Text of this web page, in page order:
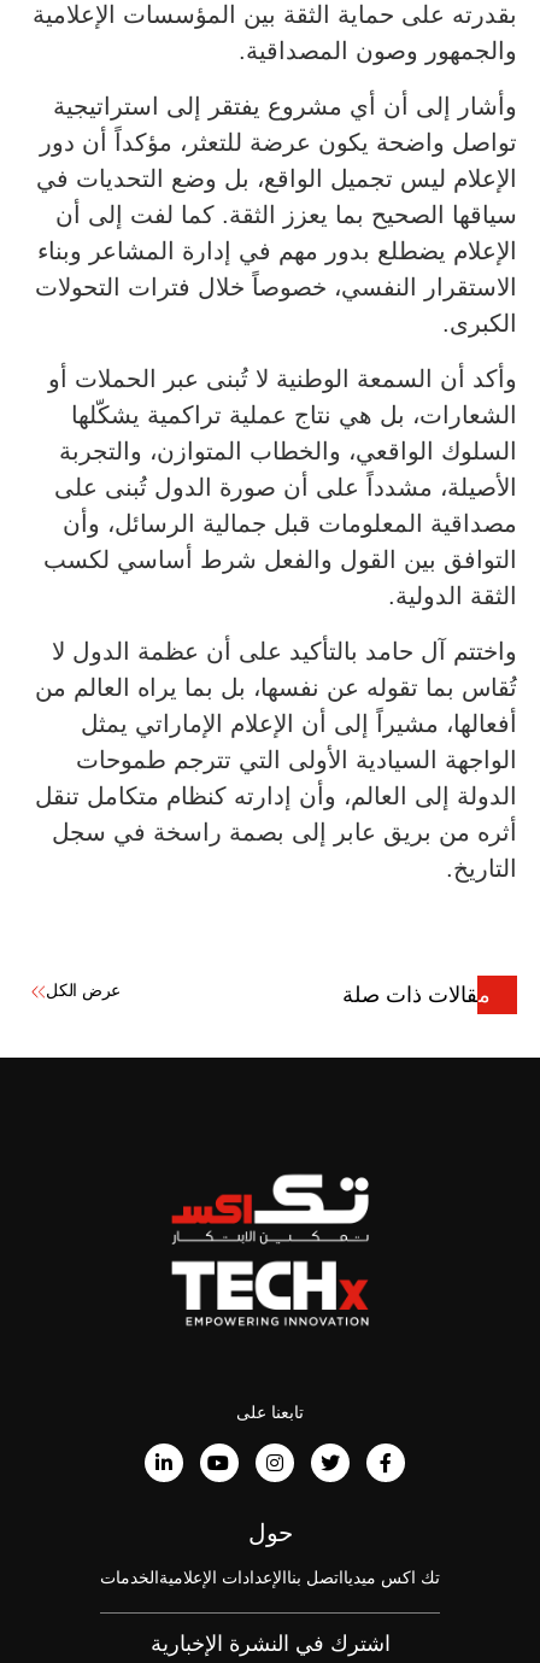
بقدرته على حماية الثقة بين المؤسسات الإعلامية
والجمهور وصون المصداقية.
وأشار إلى أن أي مشروع يفتقر إلى استراتيجية
تواصل واضحة يكون عرضة للتعثر، مؤكداً أن دور
الإعلام ليس تجميل الواقع، بل وضع التحديات في
سياقها الصحيح بما يعزز الثقة. كما لفت إلى أن
الإعلام يضطلع بدور مهم في إدارة المشاعر وبناء
الاستقرار النفسي، خصوصاً خلال فترات التحولات
الكبرى.
وأكد أن السمعة الوطنية لا تُبنى عبر الحملات أو
الشعارات، بل هي نتاج عملية تراكمية يشكّلها
السلوك الواقعي، والخطاب المتوازن، والتجربة
الأصيلة، مشدداً على أن صورة الدول تُبنى على
مصداقية المعلومات قبل جمالية الرسائل، وأن
التوافق بين القول والفعل شرط أساسي لكسب
الثقة الدولية.
واختتم آل حامد بالتأكيد على أن عظمة الدول لا
تُقاس بما تقوله عن نفسها، بل بما يراه العالم من
أفعالها، مشيراً إلى أن الإعلام الإماراتي يمثل
الواجهة السيادية الأولى التي تترجم طموحات
الدولة إلى العالم، وأن إدارته كنظام متكامل تنقل
أثره من بريق عابر إلى بصمة راسخة في سجل
التاريخ.
مقالات ذات صلة عرض الكل
تابعنا على
حول
تك اكس ميديااتصل بناالإعدادات الإعلاميةالخدمات
اشترك في النشرة الإخبارية